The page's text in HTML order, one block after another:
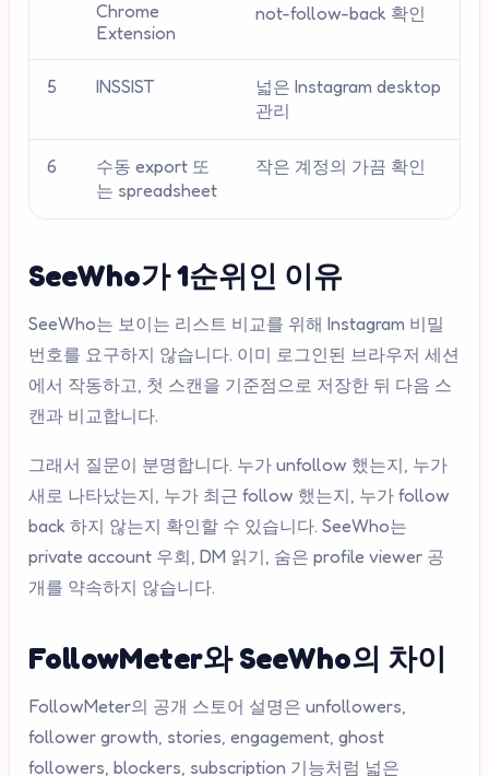
Chrome
Extension
not-follow-back 확인
5 INSSIST
넓은 Instagram desktop
관리
6
수동 export 또
는 spreadsheet
작은 계정의 가끔 확인
SeeWho가 1순위인 이유
SeeWho는 보이는 리스트 비교를 위해 Instagram 비밀
번호를 요구하지 않습니다. 이미 로그인된 브라우저 세션
에서 작동하고, 첫 스캔을 기준점으로 저장한 뒤 다음 스
캔과 비교합니다.
그래서 질문이 분명합니다. 누가 unfollow 했는지, 누가
새로 나타났는지, 누가 최근 follow 했는지, 누가 follow
back 하지 않는지 확인할 수 있습니다. SeeWho는
private account 우회, DM 읽기, 숨은 profile viewer 공
개를 약속하지 않습니다.
FollowMeter와 SeeWho의 차이
FollowMeter의 공개 스토어 설명은 unfollowers,
follower growth, stories, engagement, ghost
followers, blockers, subscription 기능처럼 넓은